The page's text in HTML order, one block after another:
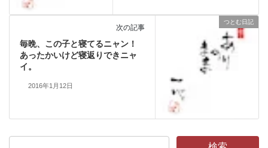
つとむ日記
次の記事
毎晩、この子と寝てるニャン！
あったかいけど寝返りできニャ
イ。
2016年1月12日